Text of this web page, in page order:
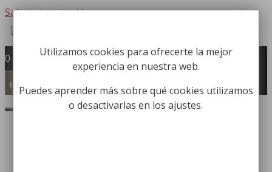
Saltar al contenido
Fabricación y comercialización de
equipamiento para la higiene industrial
Búsqueda de productos
0
Menú
Utilizamos cookies para ofrecerte la mejor
experiencia en nuestra web.
Puedes aprender más sobre qué cookies utilizamos
o desactivarlas en los ajustes.